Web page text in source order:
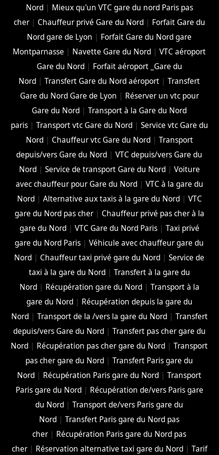
Nord| Mieux qu'un VTC gare du nord Paris pas
cher| Chauffeur privé Gare du Nord| Forfait Gare du
Nord gare de Lyon | Forfait Gare du Nord gare
Montparnasse | Navette Gare du Nord |VTC aéroport
Gare du Nord| Forfait aéroport _Gare du
Nord |Transfert Gare du Nord aéroport |Transfert
Gare du Nord Gare de Lyon | Réserver un vtc pour
Gare du Nord |Transport à la Gare du Nord
paris| Transport vtc Gare du Nord| Service vtc Gare du
Nord| Chauffeur vtc Gare du Nord| Transport
depuis/vers Gare du Nord |VTC depuis/vers Gare du
Nord| Service de transport Gare du Nord| Voiture
avec chauffeur pour Gare du Nord| VTC à la gare du
Nord| Alternative aux taxis à la gare du Nord| VTC
gare du Nord pas cher| Chauffeur privé pas cher à la
gare du Nord| VTC Gare du Nord Paris| Taxi privé
gare du Nord Paris |Véhicule avec chauffeur gare du
Nord | Chauffeur taxi privé gare du Nord |Service de
taxi à la gare du Nord| Transfert à la gare du
Nord| Récupération gare du Nord| Transport à la
gare du Nord| Récupération depuis la gare du
Nord| Transport de la /vers la gare du Nord| Transfert
depuis/vers Gare du Nord| Transfert pas cher gare du
Nord | Récupération pas cher gare du Nord |Transport
pas cher gare du Nord |Transfert Paris gare du
Nord | Récupération Paris gare du Nord |Transport
Paris gare du Nord| Récupération de/vers Paris gare
du Nord |Transport de/vers Paris gare du
Nord |Transfert Paris gare du Nord pas
cher | Récupération Paris gare du Nord pas
cher| Réservation alternative taxi gare du Nord| Tarif